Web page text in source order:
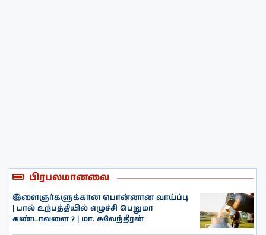
பிரபலமானவை
இளைஞர்களுக்கான பொன்னான வாய்ப்பு
| பால் உற்பத்தியில் எழுச்சி பெறுமா
கண்டாவளை ? | மா. சுவேந்திரன்